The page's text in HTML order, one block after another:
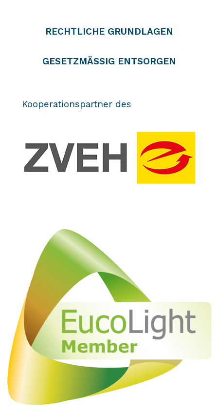
RECHTLICHE GRUNDLAGEN
GESETZMÄSSIG ENTSORGEN
Kooperationspartner des